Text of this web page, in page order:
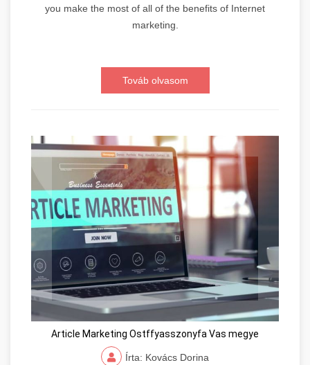
you make the most of all of the benefits of Internet
marketing.
Továb olvasom
Article Marketing Ostffyasszonyfa Vas megye
Írta: Kovács Dorina